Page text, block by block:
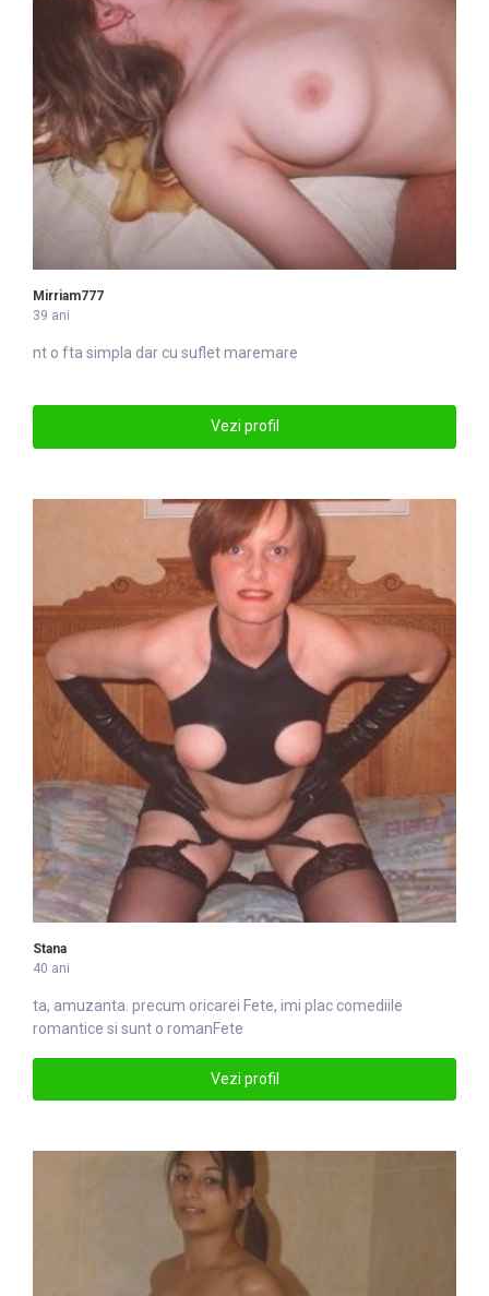
Mirriam777
39 ani
nt o fta simpla dar cu sufletmaremare
Vezi profil
Stana
40 ani
ta, amuzanta. precum oricarei Fete, imi plac comediile
romantice si sunt o romanFete
Vezi profil